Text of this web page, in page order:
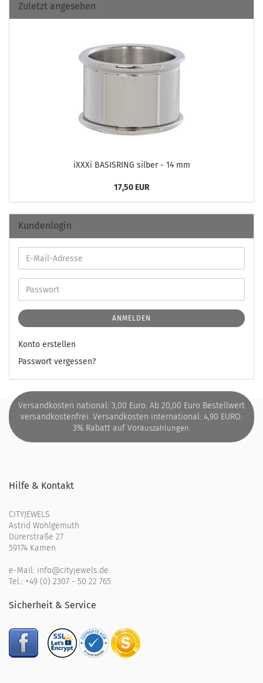
Zuletzt angesehen
iXXXi BA­SIS­RING sil­ber - 14 mm
17,50 EUR
Kundenlogin
ANMELDEN
Konto erstellen
Passwort vergessen?
Versandkosten national: 3,00 Euro. Ab 20,00 Euro Bestellwert
versandkostenfrei. Versandkosten international: 4,90 EURO.
3% Rabatt auf Vorauszahlungen.
Hilfe & Kontakt
CITYJEWELS
Astrid Wohlgemuth
Dürerstraße 27
59174 Kamen
e-Mail: info@cityjewels.de
Tel.: +49 (0) 2307 - 50 22 765
Sicherheit & Service